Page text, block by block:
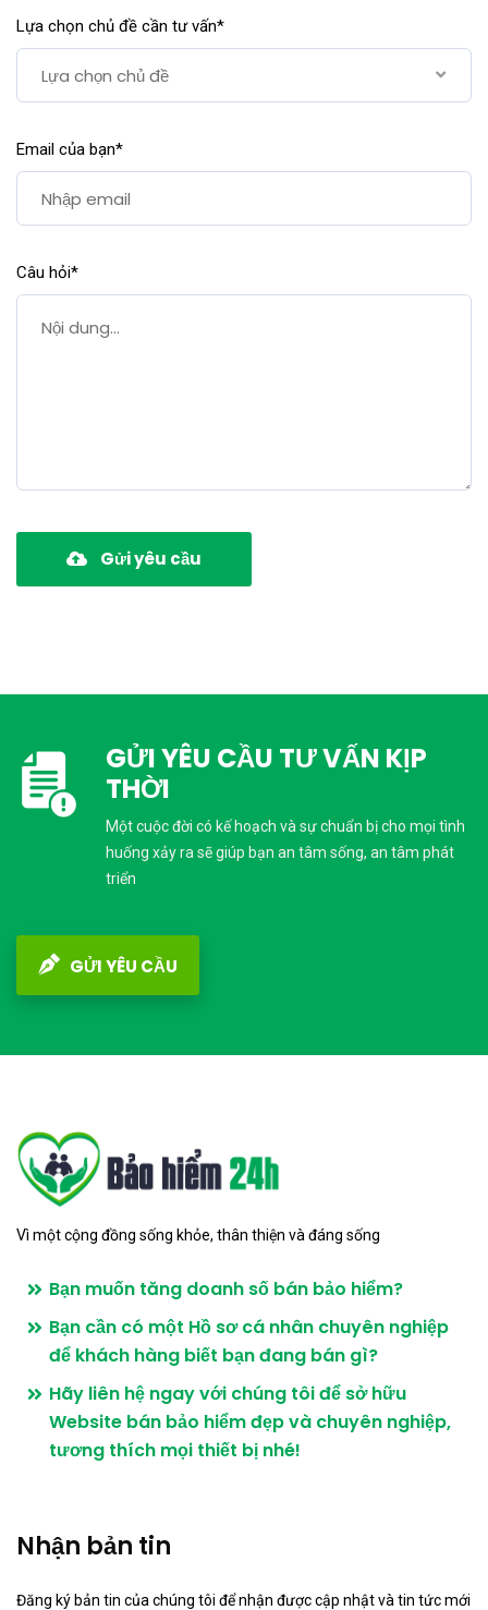
Lựa chọn chủ đề cần tư vấn*
Lựa chọn chủ đề
Email của bạn*
Câu hỏi*
Gửi yêu cầu
GỬI YÊU CẦU TƯ VẤN KỊP
THỜI
Một cuộc đời có kế hoạch và sự chuẩn bị cho mọi tình
huống xảy ra sẽ giúp bạn an tâm sống, an tâm phát
triển
GỬI YÊU CẦU
Vì một cộng đồng sống khỏe, thân thiện và đáng sống
Bạn muốn tăng doanh số bán bảo hiểm?
Bạn cần có một Hồ sơ cá nhân chuyên nghiệp
để khách hàng biết bạn đang bán gì?
Hãy liên hệ ngay với chúng tôi để sở hữu
Website bán bảo hiểm đẹp và chuyên nghiệp,
tương thích mọi thiết bị nhé!
Nhận bản tin
Đăng ký bản tin của chúng tôi để nhận được cập nhật và tin tức mới